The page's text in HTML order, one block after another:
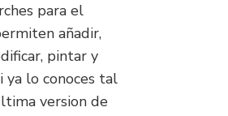
para el
añadir,
pintar y
ya lo conoces tal
version de